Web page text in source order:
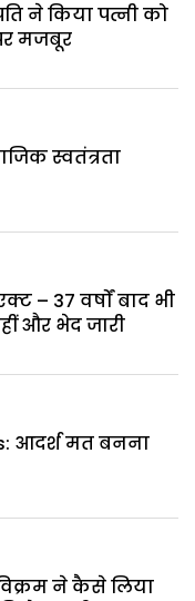
ने किया पत्नी को
मजबूर
स्वतंत्रता
– 37 वर्षों बाद भी
और भेद जारी
आदर्श मत बनना
विक्रम ने कैसे लिया